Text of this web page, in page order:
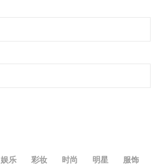
娱乐 彩妆 时尚 明星 服饰